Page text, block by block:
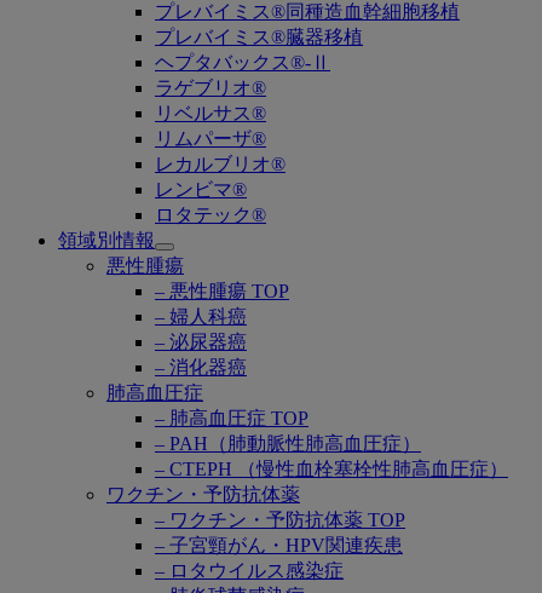
プレバイミス®同種造血幹細胞移植
プレバイミス®臓器移植
ヘプタバックス®-Ⅱ
ラゲブリオ®
リベルサス®
リムパーザ®
レカルブリオ®
レンビマ®
ロタテック®
領域別情報
Open
submenu
悪性腫瘍
– 悪性腫瘍 TOP
– 婦人科癌
– 泌尿器癌
– 消化器癌
肺高血圧症
– 肺高血圧症 TOP
– PAH（肺動脈性肺高血圧症）
– CTEPH （慢性血栓塞栓性肺高血圧症）
ワクチン・予防抗体薬
– ワクチン・予防抗体薬 TOP
– 子宮頸がん・HPV関連疾患
– ロタウイルス感染症